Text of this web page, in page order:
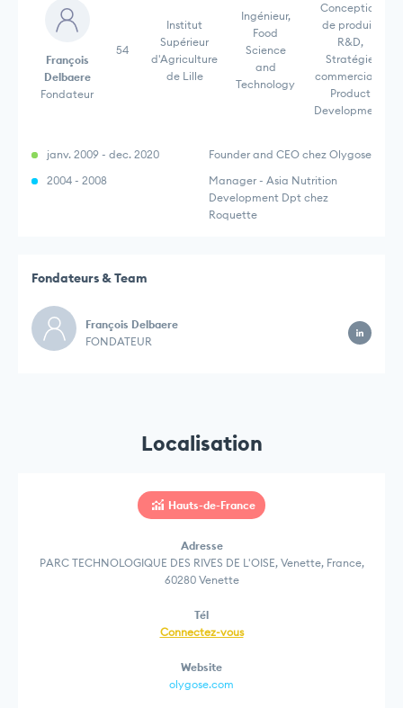
François
Delbaere
Fondateur
54
Institut
Supérieur
d'Agriculture
de Lille
Ingénieur,
Food
Science
and
Technology
Conception
de produit,
R&D,
Stratégie
commerciale,
Product
Development,
janv. 2009 - dec. 2020
Founder and CEO chez Olygose
2004 - 2008
Manager - Asia Nutrition
Development Dpt chez
Roquette
Fondateurs & Team
François Delbaere
FONDATEUR
Localisation
Hauts-de-France
Adresse
PARC TECHNOLOGIQUE DES RIVES DE L'OISE, Venette, France,
60280 Venette
Tél
Connectez-vous
Website
olygose.com